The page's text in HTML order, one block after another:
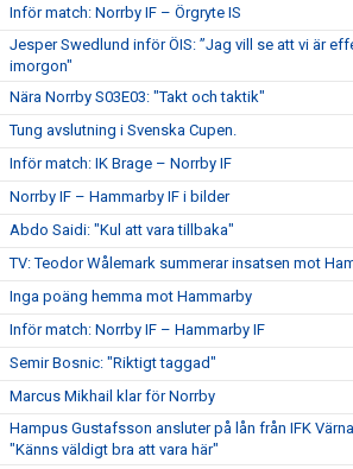
Inför match: Norrby IF – Örgryte IS
Jesper Swedlund inför ÖIS: ”Jag vill se att vi är
imorgon"
Nära Norrby S03E03: "Takt och taktik"
Tung avslutning i Svenska Cupen.
Inför match: IK Brage – Norrby IF
Norrby IF – Hammarby IF i bilder
Abdo Saidi: "Kul att vara tillbaka"
TV: Teodor Wålemark summerar insatsen mot
Inga poäng hemma mot Hammarby
Inför match: Norrby IF – Hammarby IF
Semir Bosnic: "Riktigt taggad"
Marcus Mikhail klar för Norrby
Hampus Gustafsson ansluter på lån från IFK
"Känns väldigt bra att vara här"